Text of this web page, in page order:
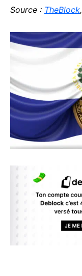
Source : TheBlock,